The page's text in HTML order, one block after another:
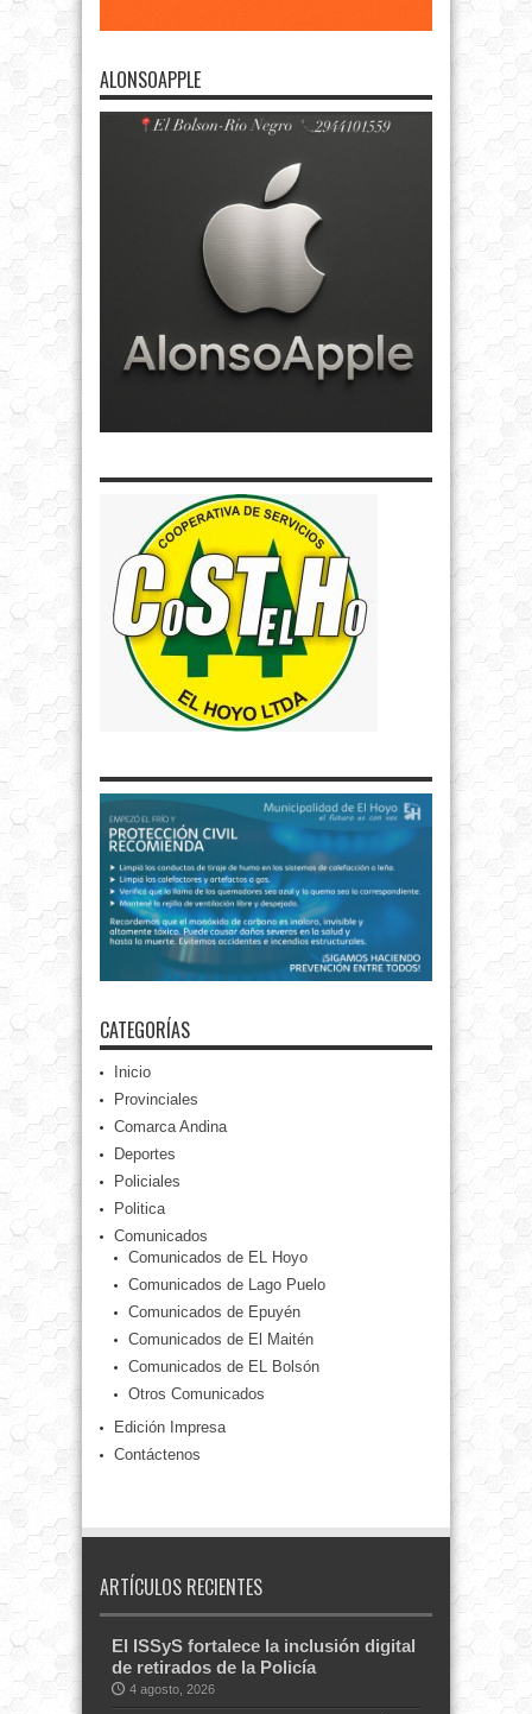
ALONSOAPPLE
CATEGORÍAS
Inicio
Provinciales
Comarca Andina
Deportes
Policiales
Politica
Comunicados
Comunicados de EL Hoyo
Comunicados de Lago Puelo
Comunicados de Epuyén
Comunicados de El Maitén
Comunicados de EL Bolsón
Otros Comunicados
Edición Impresa
Contáctenos
ARTÍCULOS RECIENTES
El ISSyS fortalece la inclusión digital
de retirados de la Policía
4 agosto, 2026